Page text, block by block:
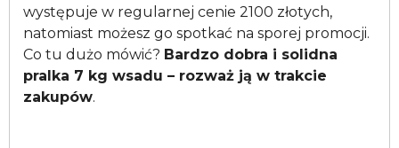
występuje w regularnej cenie 2100 złotych,
natomiast możesz go spotkać na sporej promocji.
Co tu dużo mówić? Bardzo dobra i solidna
pralka 7 kg wsadu – rozważ ją w trakcie
zakupów.